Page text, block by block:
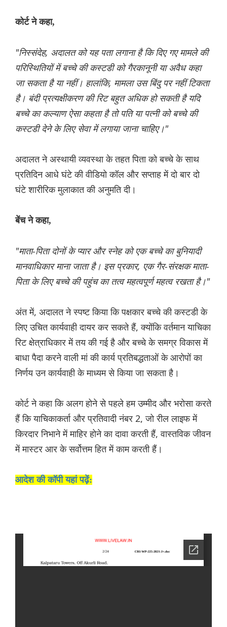
कोर्ट ने कहा,
"निस्संदेह, अदालत को यह पता लगाना है कि दिए गए मामले की
परिस्थितियों में बच्चे की कस्टडी को गैरकानूनी या अवैध कहा
जा सकता है या नहीं। हालांकि, मामला उस बिंदु पर नहीं टिकता
है। बंदी प्रत्यक्षीकरण की रिट बहुत अधिक हो सकती है यदि
बच्चे का कल्याण ऐसा कहता है तो पति या पत्नी को बच्चे की
कस्टडी देने के लिए सेवा में लगाया जाना चाहिए।"
अदालत ने अस्थायी व्यवस्था के तहत पिता को बच्चे के साथ
प्रतिदिन आधे घंटे की वीडियो कॉल और सप्ताह में दो बार दो
घंटे शारीरिक मुलाकात की अनुमति दी।
बेंच ने कहा,
"माता-पिता दोनों के प्यार और स्नेह को एक बच्चे का बुनियादी
मानवाधिकार माना जाता है। इस प्रकार, एक गैर-संरक्षक माता-
पिता के लिए बच्चे की पहुंच का तत्व महत्वपूर्ण महत्व रखता है।"
अंत में, अदालत ने स्पष्ट किया कि पक्षकार बच्चे की कस्टडी के
लिए उचित कार्यवाही दायर कर सकते हैं, क्योंकि वर्तमान याचिका
रिट क्षेत्राधिकार में तय की गई है और बच्चे के समग्र विकास में
बाधा पैदा करने वाली मां की कार्य प्रतिबद्धताओं के आरोपों का
निर्णय उन कार्यवाही के माध्यम से किया जा सकता है।
कोर्ट ने कहा कि अलग होने से पहले हम उम्मीद और भरोसा करते
हैं कि याचिकाकर्ता और प्रतिवादी नंबर 2, जो रील लाइफ में
किरदार निभाने में माहिर होने का दावा करती हैं, वास्तविक जीवन
में मास्टर आर के सर्वोत्तम हित में काम करती हैं।
आदेश की कॉपी यहां पढ़ें: